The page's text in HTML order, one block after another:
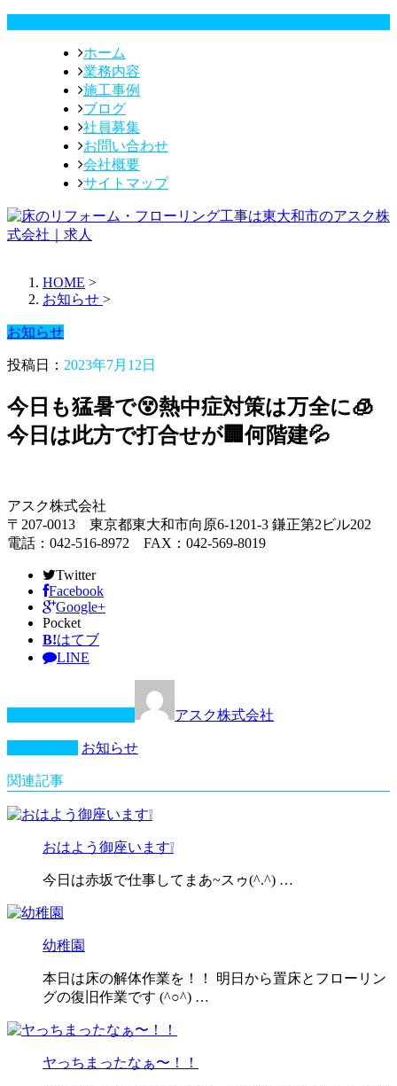
ホーム
業務内容
施工事例
ブログ
社員募集
お問い合わせ
会社概要
サイトマップ
HOME >
お知らせ >
お知らせ
投稿日： 2023年7月12日
今日も猛暑で😵熱中症対策は万全に🧊
今日は此方で打合せが🏢何階建💦
アスク株式会社
〒207-0013 東京都東大和市向原6-1201-3 鎌正第2ビル202
電話：042-516-8972 FAX：042-569-8019
Twitter
Facebook
Google+
Pocket
B!はてブ
LINE
アスク株式会社
お知らせ
関連記事
おはよう御座います❕
今日は赤坂で仕事してまあ~スゥ(^.^) …
幼稚園
本日は床の解体作業を！！ 明日から置床とフローリン
グの復旧作業です (^○^) …
ヤっちまったなぁ〜！！